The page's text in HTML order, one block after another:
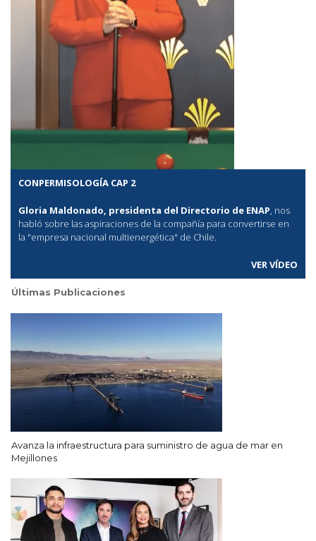
CONPERMISOLOGÍA CAP 2
Gloria Maldonado, presidenta del Directorio de ENAP , nos
habló sobre las aspiraciones de la compañía para convertirse en
la "empresa nacional multienergética" de Chile.
VER VÍDEO
Últimas Publicaciones
Avanza la infraestructura para suministro de agua de mar en
Mejillones